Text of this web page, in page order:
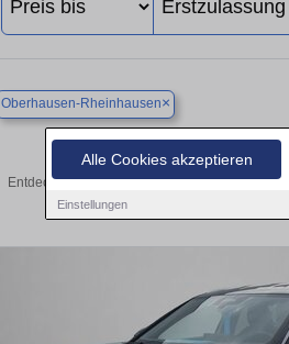
Alle Cookies akzeptieren
Einstellungen
Oberhausen-Rheinhausen×
Finden Sie Ihren
Entdecken Sie in Oberhausen-Rheinhausen